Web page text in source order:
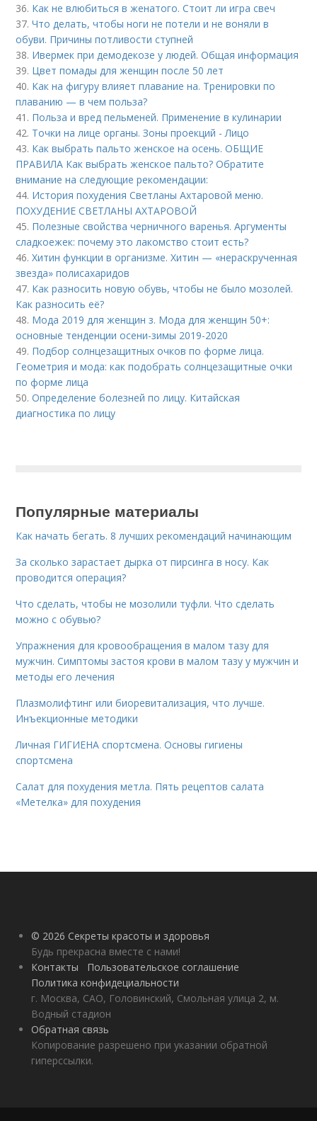
36. Как не влюбиться в женатого. Стоит ли игра свеч
37.Что делать, чтобы ноги не потели и не воняли в
обуви. Причины потливости ступней
38. Ивермек при демодекозе у людей. Общая информация
39. Цвет помады для женщин после 50 лет
40. Как на фигуру влияет плавание на. Тренировки по
плаванию — в чем польза?
41. Польза и вред пельменей. Применение в кулинарии
42. Точки на лице органы. Зоны проекций - Лицо
43. Как выбрать пальто женское на осень. ОБЩИЕ
ПРАВИЛА Как выбрать женское пальто? Обратите
внимание на следующие рекомендации:
44. История похудения Светланы Ахтаровой меню.
ПОХУДЕНИЕ СВЕТЛАНЫ АХТАРОВОЙ
45. Полезные свойства черничного варенья. Аргументы
сладкоежек: почему это лакомство стоит есть?
46.Хитин функции в организме. Хитин — «нераскрученная
звезда» полисахаридов
47. Как разносить новую обувь, чтобы не было мозолей.
Как разносить её?
48. Мода 2019 для женщин з. Мода для женщин 50+:
основные тенденции осени-зимы 2019-2020
49. Подбор солнцезащитных очков по форме лица.
Геометрия и мода: как подобрать солнцезащитные очки
по форме лица
50.Определение болезней по лицу. Китайская
диагностика по лицу
Популярные материалы
Как начать бегать. 8 лучших рекомендаций начинающим
За сколько зарастает дырка от пирсинга в носу. Как
проводится операция?
Что сделать, чтобы не мозолили туфли. Что сделать
можно с обувью?
Упражнения для кровообращения в малом тазу для
мужчин. Симптомы застоя крови в малом тазу у мужчин и
методы его лечения
Плазмолифтинг или биоревитализация, что лучше.
Инъекционные методики
Личная ГИГИЕНА спортсмена. Основы гигиены
спортсмена
Салат для похудения метла. Пять рецептов салата
«Метелка» для похудения
© 2026 Секреты красоты и здоровья
Будь прекрасна вместе с нами!
Контакты
Пользовательское соглашение
Политика конфидециальности
г. Москва, САО, Головинский, Смольная улица 2, м.
Водный стадион
Обратная связь
Копирование разрешено при указании обратной
гиперссылки.